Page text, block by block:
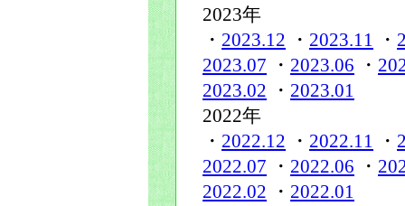
2023年
・ 2023.12 ・ 2023.11 ・
2023.07 ・ 2023.06 ・
2023.02 ・ 2023.01
2022年
・ 2022.12 ・ 2022.11 ・
2022.07 ・ 2022.06 ・
2022.02 ・ 2022.01